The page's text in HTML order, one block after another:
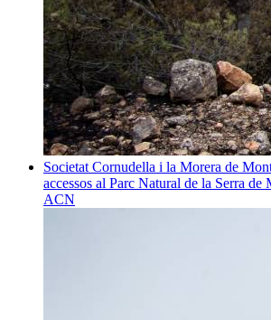
Societat Cornudella i la Morera de
accessos al Parc Natural de la Serra de
ACN